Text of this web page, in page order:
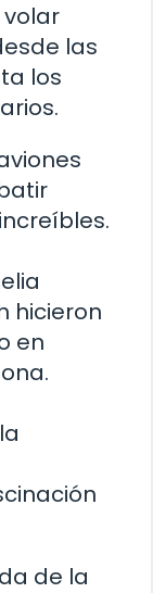
volar
las
los
hicieron
en
de la